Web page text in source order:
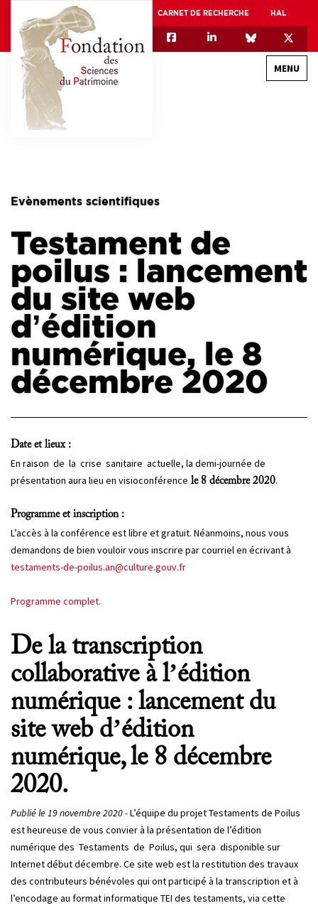
CARNET DE RECHERCHE HAL
MENU
ASSOCIATION DES JEUNES CHERCHEURS EN SCIENCES DU PATRIMOINE – AFJ2CSP
EQUIPEX + ESPADON
MÉCÉNAT
PROJETS
CHERCHEURS
APPELS À PROJETS
AGENDA
Evènements scientifiques
Testament de
poilus : lancement
du site web
d’édition
numérique, le 8
décembre 2020
Date et lieux :
En raison de la crise sanitaire actuelle, la demi-journée de
présentation aura lieu en visioconférence le 8 décembre 2020.
Programme et inscription :
L’accès à la conférence est libre et gratuit. Néanmoins, nous vous
demandons de bien vouloir vous inscrire par courriel en écrivant à
testaments-de-poilus.an@culture.gouv.fr
Programme complet.
De la transcription
collaborative à l’édition
numérique : lancement du
site web d’édition
numérique, le 8 décembre
2020.
Publié le 19 novembre 2020 -L’équipe du projet Testaments de Poilus
est heureuse de vous convier à la présentation de l’édition
numérique des Testaments de Poilus, qui sera disponible sur
Internet début décembre. Ce site web est la restitution des travaux
des contributeurs bénévoles qui ont participé à la transcription et à
l’encodage au format informatique TEI des testaments, via cette